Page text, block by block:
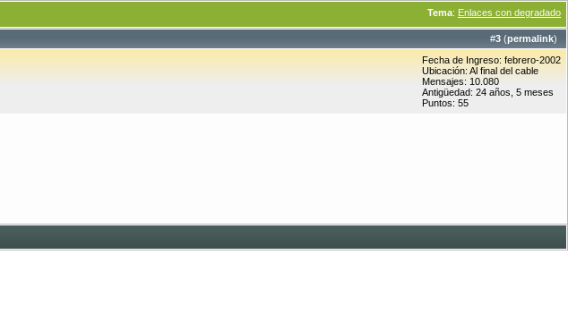
Tema: Enlaces con degradado
#3 (permalink)
Fecha de Ingreso: febrero-2002
Ubicación: Al final del cable
Mensajes: 10.080
Antigüedad: 24 años, 5 meses
Puntos: 55